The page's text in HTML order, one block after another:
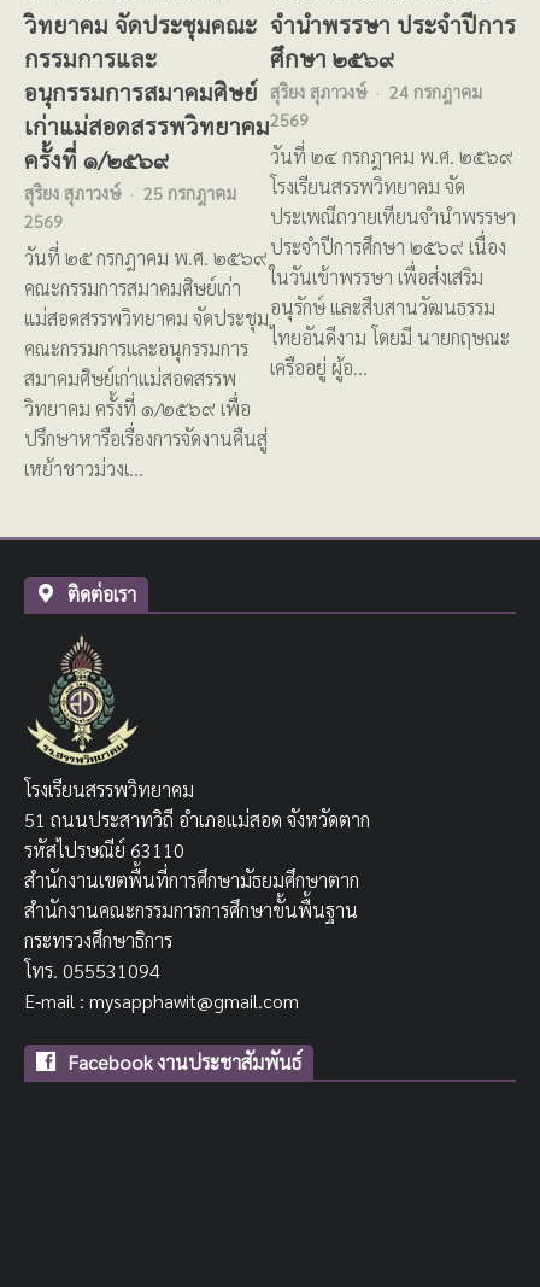
วิทยาคม จัดประชุมคณะ
กรรมการและ
อนุกรรมการสมาคมศิษย์
เก่าแม่สอดสรรพวิทยาคม
ครั้งที่ ๑/๒๕๖๙
สุริยง สุภาวงษ์
25 กรกฎาคม
2569
วันที่ ๒๕ กรกฎาคม พ.ศ. ๒๕๖๙
คณะกรรมการสมาคมศิษย์เก่า
แม่สอดสรรพวิทยาคม จัดประชุม
คณะกรรมการและอนุกรรมการ
สมาคมศิษย์เก่าแม่สอดสรรพ
วิทยาคม ครั้งที่ ๑/๒๕๖๙ เพื่อ
ปรึกษาหารือเรื่องการจัดงานคืนสู่
เหย้าชาวม่วงเ…
จำนำพรรษา ประจำปีการ
ศึกษา ๒๕๖๙
สุริยง สุภาวงษ์
24 กรกฎาคม
2569
วันที่ ๒๔ กรกฎาคม พ.ศ. ๒๕๖๙
โรงเรียนสรรพวิทยาคม จัด
ประเพณีถวายเทียนจำนำพรรษา
ประจำปีการศึกษา ๒๕๖๙ เนื่อง
ในวันเข้าพรรษา เพื่อส่งเสริม
อนุรักษ์ และสืบสานวัฒนธรรม
ไทยอันดีงาม โดยมี นายกฤษณะ
เครืออยู่ ผู้อ…
ติดต่อเรา
โรงเรียนสรรพวิทยาคม
51 ถนนประสาทวิถี อำเภอแม่สอด จังหวัดตาก
รหัสไปรษณีย์ 63110
สำนักงานเขตพื้นที่การศึกษามัธยมศึกษาตาก
สำนักงานคณะกรรมการการศึกษาขั้นพื้นฐาน
กระทรวงศึกษาธิการ
โทร. 055531094
E-mail : mysapphawit@gmail.com
Facebook งานประชาสัมพันธ์